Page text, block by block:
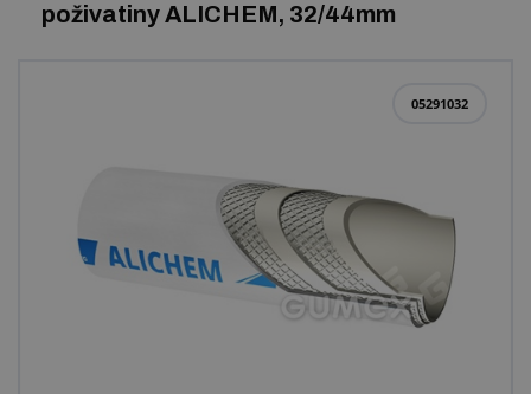
Další pryžové a plastové výrobky
poživatiny ALICHEM, 32/44mm
05291032